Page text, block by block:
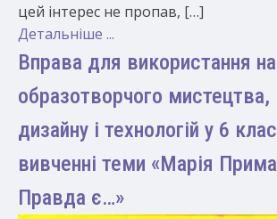
цей інтерес не пропав, […]
Детальніше ...
Вправа для використання на
образотворчого
дизайну і технологій у 6
вивченні теми «Марія
Правда є…»